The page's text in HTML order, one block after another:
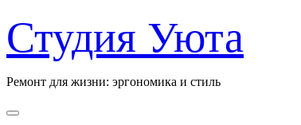
к
содержанию
Студия Уюта
Ремонт для жизни: эргономика и стиль